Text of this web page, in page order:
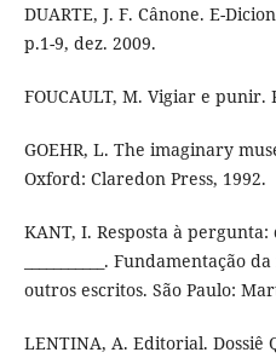
DUARTE, J. F. Cânone. E-
p.1-9, dez. 2009.
FOUCAULT, M. Vigiar e punir.
GOEHR, L. The imaginary
Oxford: Claredon Press, 1992.
KANT, I. Resposta à
___________. Fundamentação
outros escritos. São Paulo:
LENTINA, A. Editorial. Dossiê